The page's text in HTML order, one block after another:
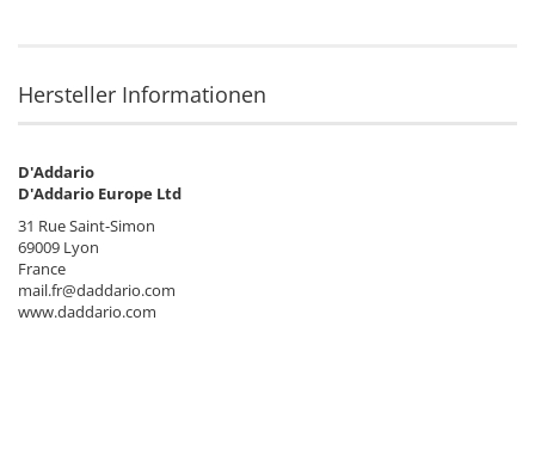
Hersteller Informationen
D'Addario
D'Addario Europe Ltd
31 Rue Saint-Simon
69009 Lyon
France
mail.fr@daddario.com
www.daddario.com